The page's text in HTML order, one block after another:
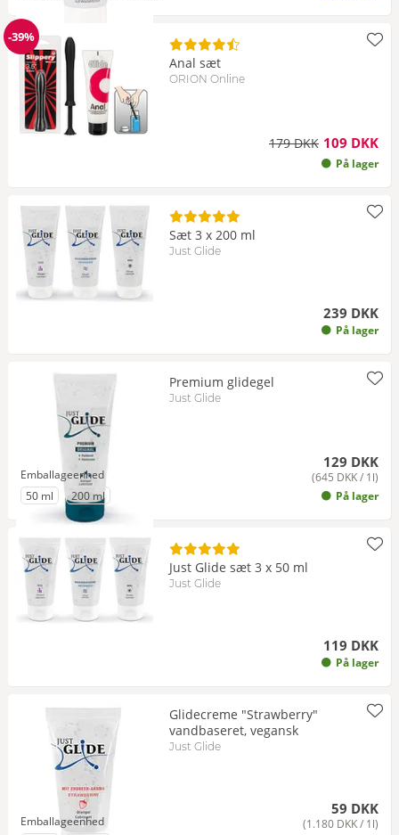
Rabat
-39%
Anal sæt
ORION Online
179 DKK 109 DKK
På lager
Sæt 3 x 200 ml
Just Glide
239 DKK
På lager
Premium glidegel
Just Glide
129 DKK
(645 DKK / 1l)
På lager
Emballageenhed
til Emballageenhed
50 ml til Emballageenhed
200 ml
Just Glide sæt 3 x 50 ml
Just Glide
119 DKK
På lager
Glidecreme "Strawberry"
vandbaseret, vegansk
Just Glide
59 DKK
(1.180 DKK / 1l)
Emballageenhed